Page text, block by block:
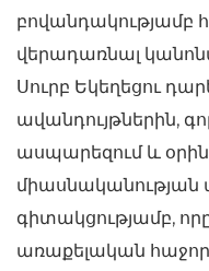
բովանդակությամբ
վերադառնալ
Սուրբ Եկեղեցու
ավանդույթներին,
ասպարեզում և
գիտակցությամբ,
առաքելական